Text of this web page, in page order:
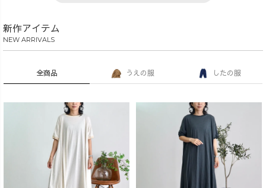
新作アイテム
NEW ARRIVALS
全商品 うえの服 したの服